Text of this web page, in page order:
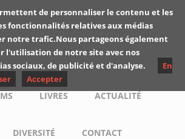
critiques de
Yuyine
LIVRES ACTUALITÉ
DIVERSITÉ CONTACT
de personnaliser le contenu et les
fonctionnalités relatives aux médias
notre trafic.Nous partageons également
l'utilisation de notre site avec nos
sociaux, de publicité et d'analyse.
En
Accepter